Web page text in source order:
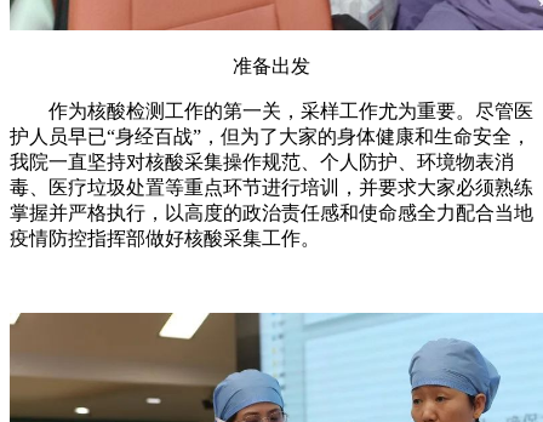
准备出发
作为核酸检测工作的第一关，采样工作尤为重要。尽管医
护人员早已“身经百战”，但为了大家的身体健康和生命安全，
我院一直坚持对核酸采集操作规范、个人防护、环境物表消
毒、医疗垃圾处置等重点环节进行培训，并要求大家必须熟练
掌握并严格执行，以高度的政治责任感和使命感全力配合当地
疫情防控指挥部做好核酸采集工作。